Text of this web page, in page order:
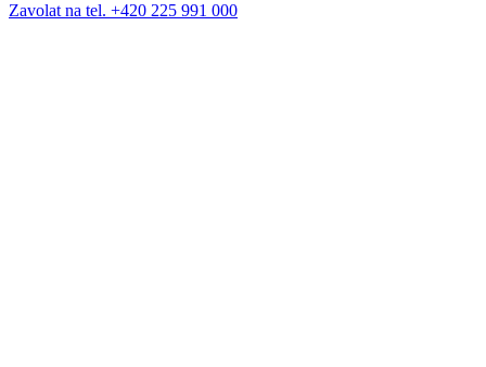
Zavolat na tel. +420 225 991 000